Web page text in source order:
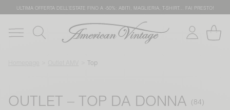
ULTIMA OFFERTA DELL'ESTATE FINO A -50%: ABITI, MAGLIERIA, T-SHIRT… FAI PRESTO!
Top
OUTLET – TOP DA DONNA